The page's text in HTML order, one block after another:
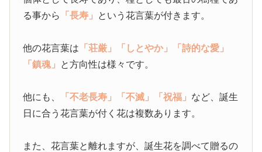
る事から
「長寿」 という花言葉が付きます。
他の花言葉は 「荘厳」 「しとやか」
「詩的な愛」
「鎮魂」 と方向性は様々です。
他にも、 「不老長寿」 「不滅」 「祝福」 など、誕生
日に合う花言葉が付く花は複数あります。
また、花言葉と離れますが、誕生花を調べて贈るの